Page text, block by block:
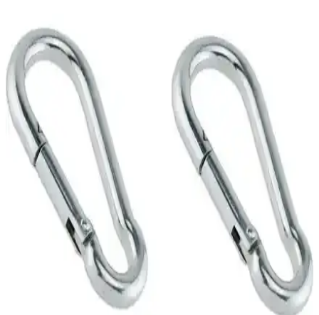
Dolu Emniyet Kemerli Büyük Salıncak 7056, güvenlik ve konforu
ön planda tutan, çok renkli tasarımıyla çocuklar için ideal, dayanıklı
ve çok yönlü kullanımlı bir salıncağıdır.
AslanButik El Yapımı Makrome Salıncak İç Mekan
Dekorasyonu İçin Uygun Tasarım
El emeği, doğal malzeme ve şık tasarımıyla dikkat çeken makrome
salıncağımız, iç mekanlarda rahatlık ve estetik sağlar, yüksek taşıma
kapasitesiyle güvenle kullanılır.
Çocuklar İçin Güvenli ve Estetik Salıncak Seçimi ve
Dekorasyonda Kullanımı
Çocuklar için tasarlanan salıncaqlar, gelişim, güvenlik ve estetiği bir
arada sunar. Doğru seçim ve yerleştirme ile hem eğlence hem de
güvenli bir ortam sağlar.
Beyaz Salıncaklar ile Dekorasyonunuza Şıklık ve
Fonksiyonellik Katın